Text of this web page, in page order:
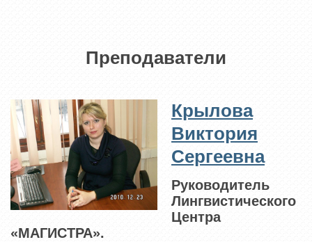
Преподаватели
Крылова
Виктория
Сергеевна
Руководитель
Лингвистического
Центра
«МАГИСТРА».